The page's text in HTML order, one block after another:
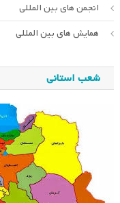
انجمن های بین المللی
همایش های بین المللی
شعب استانی